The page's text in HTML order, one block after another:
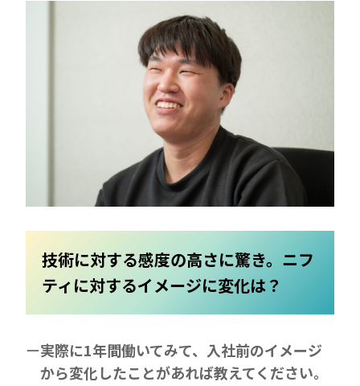
技術に対する感度の高さに驚き。ニフ
ティに対するイメージに変化は？
実際に1年間働いてみて、入社前のイメージ
から変化したことがあれば教えてください。